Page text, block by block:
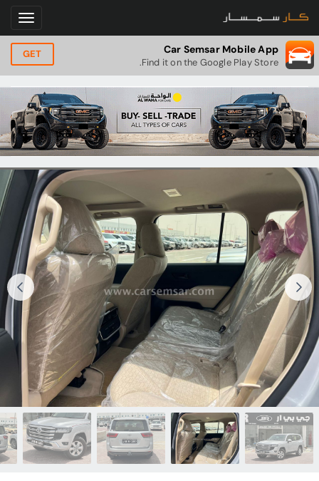
Car Semsar Mobile App
Find it on the Google Play Store.
GET